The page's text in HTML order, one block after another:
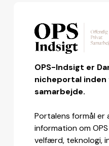
OPS-Indsigt er
nicheportal
samarbejde.
Portalens formål
information om
velfærd, teknologi,